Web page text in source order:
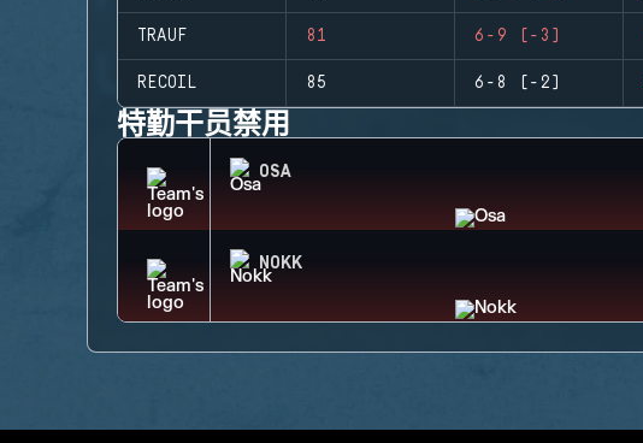
TRAUF 81 6-9 (-3)
RECOIL 85 6-8 (-2)
特勤干员禁用
OSA
NOKK